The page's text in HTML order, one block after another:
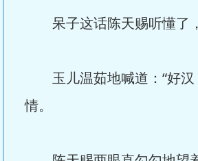
呆子这话陈天赐听懂了，
玉儿温茹地喊道：“好汉
情。